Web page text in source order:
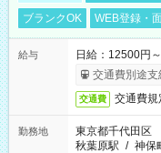
ブランクOK
WEB登録・
給与
日給：12500円
交通費別途支
交通費 交通費規
勤務地
東京都千代田区
秋葉原駅 / 神保